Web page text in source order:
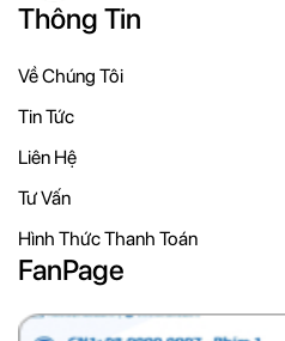
Thông Tin
Về Chúng Tôi
Tin Tức
Liên Hệ
Tư Vấn
Hình Thức Thanh Toán
FanPage